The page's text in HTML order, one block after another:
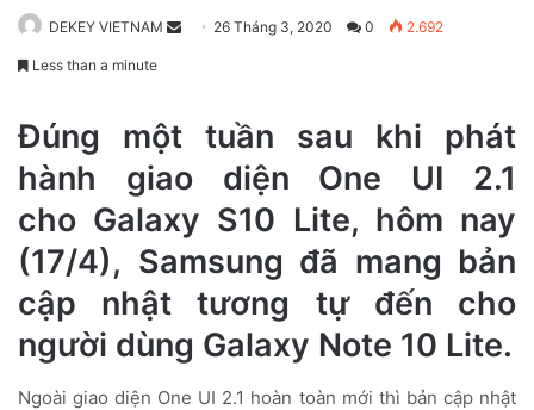
DEKEY VIETNAM
Send26 Tháng 3, 2020 0 2.692
Less than a minute
Đúng một tuần sau khi phát
hành giao diện One UI 2.1
cho Galaxy S10 Lite, hôm nay
(17/4), Samsung đã mang bản
cập nhật tương tự đến cho
người dùng Galaxy Note 10 Lite.
Ngoài giao diện One UI 2.1 hoàn toàn mới thì bản cập nhật